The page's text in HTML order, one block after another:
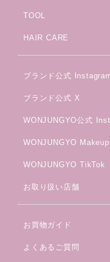
TOOL
HAIR CARE
ブランド公式
ブランド公式 X
WONJUNGYO公式
WONJUNGYO
WONJUNGYO TikTok
お取り扱い店舗
お買物ガイド
よくあるご質問